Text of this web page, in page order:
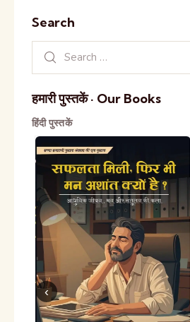
Search
हमारी पुस्तकें · Our Books
हिंदी पुस्तकें